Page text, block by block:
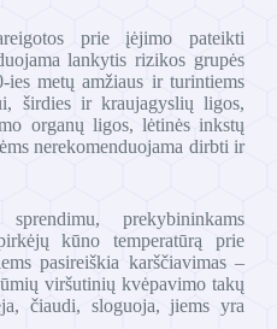
prie įėjimo pateikti
lankytis rizikos grupės
metų amžiaus ir turintiems
širdies ir kraujagyslių ligos,
organų ligos, lėtinės inkstų
nerekomenduojama dirbti ir
prekybininkams
kūno temperatūrą prie
pasireiškia karščiavimas –
viršutinių kvėpavimo takų
čiaudi, sloguoja, jiems yra